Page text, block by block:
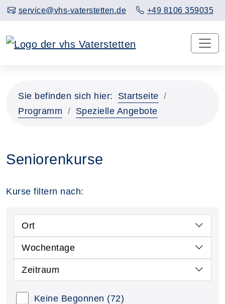
service@vhs-vaterstetten.de +49 8106 359035
Sie befinden sich hier:
Startseite
Programm
Spezielle Angebote
Seniorenkurse
Kurse filtern nach:
Ort
Wochentage
Zeitraum
Keine Begonnen (72)